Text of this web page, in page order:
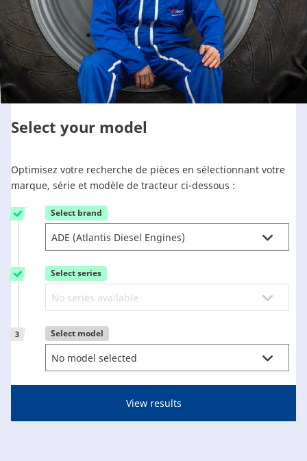
menu
Reman & Repair
Découvrez notre gamme
Comment acheter ?
Contact
TotalSource
Glassinter
Energic Plus
CAM attachments
Select your model
Optimisez votre recherche de pièces en sélectionnant votre
marque, série et modèle de tracteur ci-dessous :
1 Select brand
2 Select series
3 Select model